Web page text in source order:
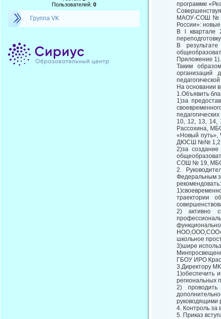
Пользователей: 0
Группа VK
программе
МАОУ-СОШ №
России»:
В I квартале
В
Приложение 1).
Таким
организаций
На основании
1.Объявить
1)за
10, 12, 13,
Рассохина,
«Новый
ДЮСШ №№ 1,2,
2)за создание
СОШ № 19,
2.
Федеральным
рекомендовать:
траектории
2) активно
НОО,ООО,СОО»,
школьное
3)шире
ГБОУ ИРО
3.Директору
1)обеспечить
региональных
2) проводить
руководящими
4. Контроль за
5. Приказ